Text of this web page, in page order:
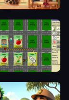
Boba Shop
Supply Chain Idle